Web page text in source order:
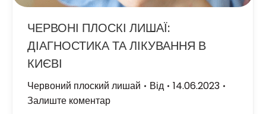
ЧЕРВОНІ ПЛОСКІ ЛИШАЇ:
ДІАГНОСТИКА ТА ЛІКУВАННЯ В
КИЄВІ
Червоний плоский лишай Від
14.06.2023
Залиште коментар